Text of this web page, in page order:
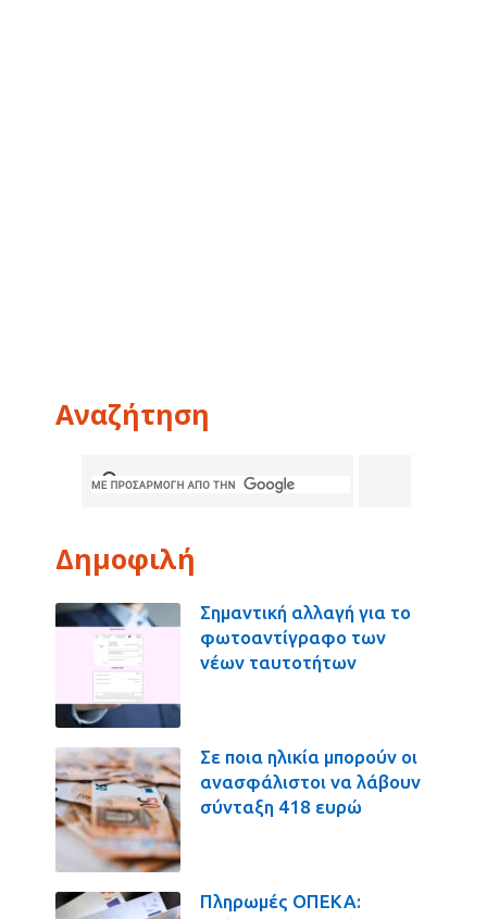
Αναζήτηση
Δημοφιλή
Σημαντική αλλαγή για το
φωτοαντίγραφο των
νέων ταυτοτήτων
Σε ποια ηλικία μπορούν οι
ανασφάλιστοι να λάβουν
σύνταξη 418 ευρώ
Πληρωμές ΟΠΕΚΑ: